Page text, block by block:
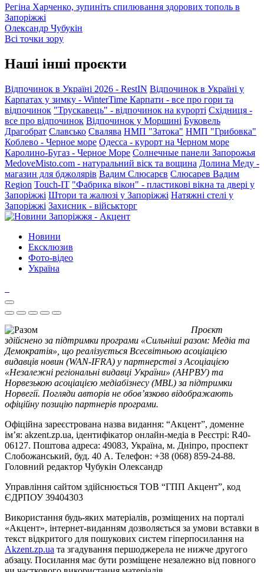
Регіна Харченко, зупиніть спилювання здорових тополь в
Запоріжжі
Олександр Чубукін
Всі точки зору
Наші інші проєкти
Відпочинок в Україні 2026 - RestIN Відпочинок в Україні у
Карпатах у зимку - WinterTime Карпати - все про гори та
відпочинок "Трускавець" - відпочинок на курорті Східниця -
все про відпочинок Відпочинок у Моршині Буковель
Драгобрат Славсько Свалява НМП "Затока" НМП "Грибовка"
Коблево - Черное море Одесса - курорт на Черном море
Каролино-Бугаз - Черное Море Солнечные панели Запорожья
MedoveMisto.com - натуральний віск та вощина Долина Меду -
магазин для бджолярів Вадим Слюсарєв Слюсарев Вадим
Region Touch-IT "Фабрика вікон" - пластикові вікна та двері у
Запоріжжі Штори та жалюзі у Запоріжжі Натяжні стелі у
Запоріжжі Захисник - військторг
Новини
Ексклюзив
Фото-відео
Україна
Проєкт
здійснено за підтримки програми «Сильніші разом: Медіа та
Демократія», що реалізується Всесвітньою асоціацією
видавців новин (WAN-IFRA) у партнерстві з Асоціацією
«Незалежні регіональні видавці України» (АНРВУ) та
Норвезькою асоціацією медіабізнесу (MBL) за підтримки
Норвегії. Погляди авторів не обов’язково відображають
офіційну позицію партнерів програми.
Офіційна зареєстрована назва видання: “Акцент”, доменне
ім’я: akzent.zp.ua, ідентифікатор онлайн-медіа в Реєстрі: R40-
06127. Поштова адреса: 49083, Україна, м. Дніпро, проспект
Слобожанський, буд. 40 А. Телефон: +38 (068) 859-24-88.
Головний редактор Чубукін Олександр
Управління сайтом здійснюється ТОВ “ГПП Акцент”, код
ЄДРПОУ 39404303
Використання будь-яких матеріалів, розміщених на порталі
«Акцент», інтернет-виданням дозволяється за умови вставки в
текст відкритого для пошукових систем гіперпосилання на
Akzent.zp.ua та згадування першоджерела не нижче другого
абзацу. Посилання має бути розміщене незалежно від повного